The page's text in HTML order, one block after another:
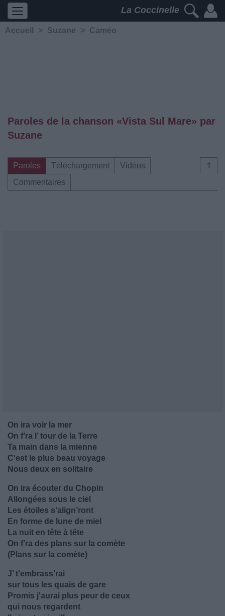
La Coccinelle
Accueil > Suzane > Caméo
Paroles de la chanson «Vista Sul Mare» par
Suzane
⇑
Paroles Téléchargement
Vidéos
Commentaires
On ira voir la mer
On f’ra l’ tour de la Terre
Ta main dans la mienne
C'est le plus beau voyage
Nous deux en solitaire
On ira écouter du Chopin
Allongées sous le ciel
Les étoiles s'align’ront
En forme de lune de miel
La nuit en tête à tête
On f’ra des plans sur la comète
(Plans sur la comète)
J’ t'embrass’rai
sur tous les quais de gare
Promis j'aurai plus peur de ceux
qui nous regardent